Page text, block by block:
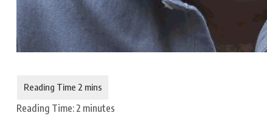
Reading Time: 2 minutes